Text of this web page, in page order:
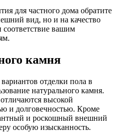
для частного дома обратите
вид, но и на качество
соответствие вашим
камня
отделки пола в
натурального камня.
высокой
и долговечностью. Кроме
и роскошный внешний
особую изысканность.